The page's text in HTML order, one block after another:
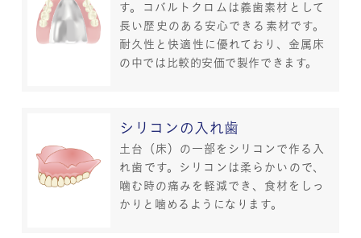
す。コバルトクロムは義歯素材として
長い歴史のある安心できる素材です。
耐久性と快適性に優れており、金属床
の中では比較的安価で製作できます。
シリコンの入れ歯
土台（床）の一部をシリコンで作る入
れ歯です。シリコンは柔らかいので、
噛む時の痛みを軽減でき、食材をしっ
かりと噛めるようになります。